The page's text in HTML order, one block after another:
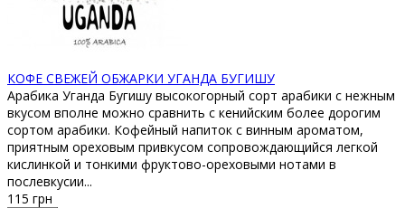
КОФЕ СВЕЖЕЙ ОБЖАРКИ УГАНДА БУГИШУ
Арабика Уганда Бугишу высокогорный сорт арабики с нежным
вкусом вполне можно сравнить с кенийским более дорогим
сортом арабики. Кофейный напиток с винным ароматом,
приятным ореховым привкусом сопровождающийся легкой
кислинкой и тонкими фруктово-ореховыми нотами в
послевкусии...
115 грн